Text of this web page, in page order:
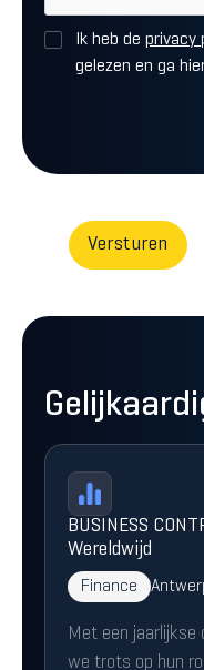
Ik heb de privacy
gelezen en ga
BUSINESS
Wereldwijd
Finance
Met een jaarlijkse
we trots op hun